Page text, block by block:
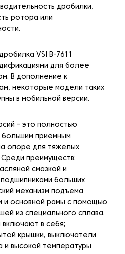
дробилки,
ротора или
VSI B-7611
для более
В дополнение к
некоторые модели таких
в мобильной версии.
– это полностью
большим приемным
опоре для тяжелых
Среди преимуществ:
смазкой и
больших
механизм подъема
и основной рамы с помощью
из специального сплава.
включают в себя;
крышки, выключатели
и высокой температуры